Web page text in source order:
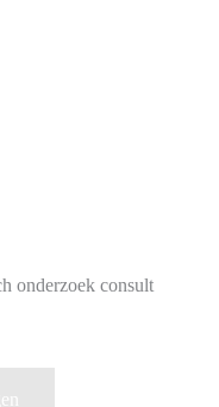
onderzoek consult